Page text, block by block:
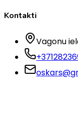
Kontakti
Vagonu